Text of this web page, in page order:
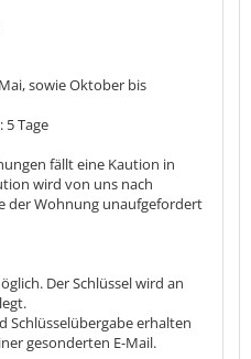
sowie Oktober bis
5 Tage
fällt eine Kaution in
wird von uns nach
der Wohnung unaufgefordert
Der Schlüssel wird an
Schlüsselübergabe erhalten
gesonderten E-Mail.